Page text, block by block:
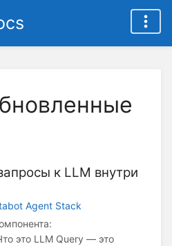
к LLM внутри
Agent Stack
это LLM Query — это